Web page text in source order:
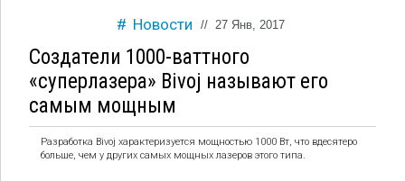
Новости // 27 Янв, 2017
Создатели 1000-ваттного
«суперлазера» Bivoj называют его
самым мощным
Разработка Bivoj характеризуется мощностью 1000 Вт, что вдесятеро
больше, чем у других самых мощных лазеров этого типа.